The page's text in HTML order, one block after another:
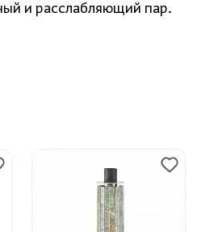
и расслабляющий пар.